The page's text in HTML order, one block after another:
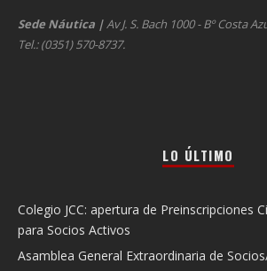
Sede Náutica |Av J. S. Bach 1000 - Bº Costa
Tel.: (0351) 570-8737.
LO ÚLTIMO
Colegio JCC: apertura de Preinscripciones
para Socios Activos
Asamblea General Extraordinaria de